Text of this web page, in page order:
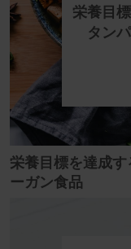
栄養目
タン
栄養目標を達成
ーガン食品